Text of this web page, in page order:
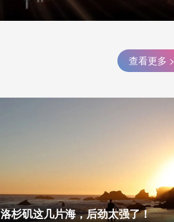
查看更多 >
洛杉矶这几片海，后劲太强了！